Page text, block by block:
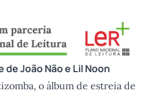
de João Não e Lil Noon
o álbum de estreia de